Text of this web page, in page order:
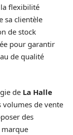
la flexibilité
sa clientèle
de stock
pour garantir
de qualité
de La Halle
volumes de vente
des